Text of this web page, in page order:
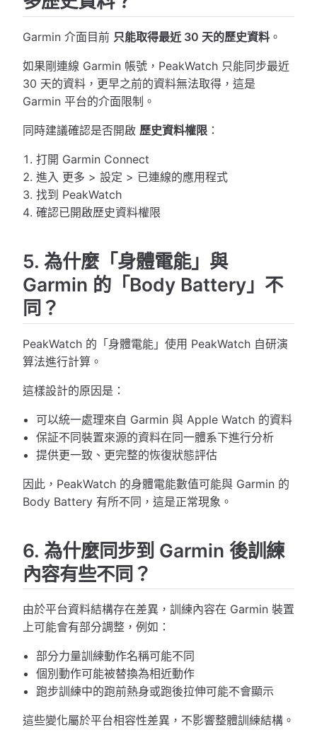
Garmin 介面目前 只能取得最近 30 天的歷史資料 。
如果剛連線 Garmin 帳號，PeakWatch 只能同步最近
30 天的資料，更早之前的資料無法取得，這是
Garmin 平台的介面限制。
同時建議確認是否開啟 歷史資料權限 ：
打開 Garmin Connect
進入 更多 > 設定 > 已連線的應用程式
找到 PeakWatch
確認已開啟歷史資料權限
5. 為什麼「身體電能」與
Garmin 的「Body Battery」不
同？
PeakWatch 的「身體電能」使用 PeakWatch 自研演
算法進行計算。
這樣設計的原因是：
可以統一處理來自 Garmin 與 Apple Watch 的資料
保証不同裝置來源的資料在同一體系下進行分析
提供更一致、更完整的恢復狀態評估
因此，PeakWatch 的身體電能數值可能與 Garmin 的
Body Battery 有所不同，這是正常現象。
6. 為什麼同步到 Garmin 後訓練
內容有些不同？
由於平台資料結構存在差異，訓練內容在 Garmin 裝置
上可能會有部分調整，例如：
部分力量訓練動作名稱可能不同
個別動作可能被替換為相近動作
跑步訓練中的跑前熱身或跑後拉伸可能不會顯示
這些變化屬於平台相容性差異，不影響整體訓練結構。